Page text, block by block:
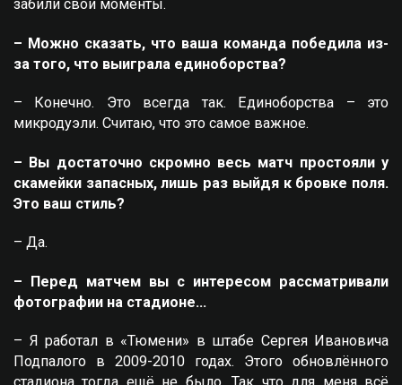
забили свои моменты.
– Можно сказать, что ваша команда победила из-
за того, что выиграла единоборства?
– Конечно. Это всегда так. Единоборства – это
микродуэли. Считаю, что это самое важное.
– Вы достаточно скромно весь матч простояли у
скамейки запасных, лишь раз выйдя к бровке поля.
Это ваш стиль?
– Да.
– Перед матчем вы с интересом рассматривали
фотографии на стадионе…
– Я работал в «Тюмени» в штабе Сергея Ивановича
Подпалого в 2009-2010 годах. Этого обновлённого